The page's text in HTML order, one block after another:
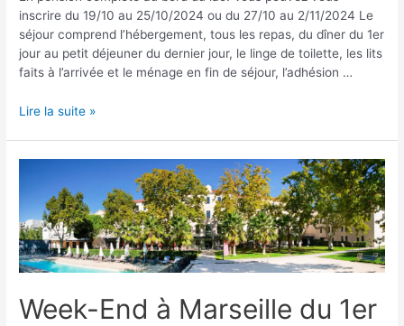
inscrire du 19/10 au 25/10/2024 ou du 27/10 au 2/11/2024 Le
séjour comprend l’hébergement, tous les repas, du dîner du 1er
jour au petit déjeuner du dernier jour, le linge de toilette, les lits
faits à l’arrivée et le ménage en fin de séjour, l’adhésion …
Lire la suite »
Week-End à Marseille du 1er